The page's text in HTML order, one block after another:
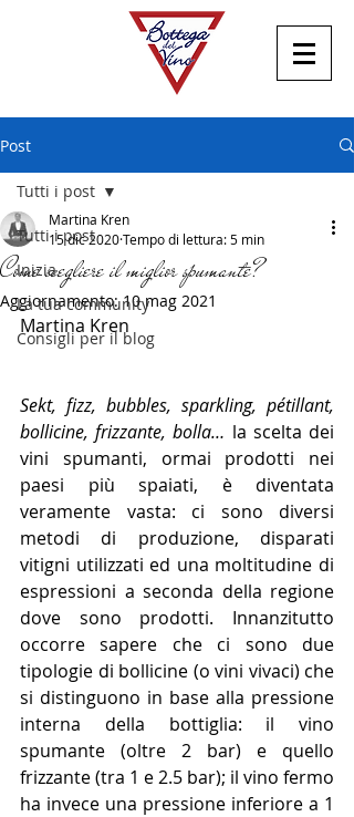
Post
Tutti i post
Inizia
La tua community
Consigli per il blog
Tutti i post
Come scegliere il miglior spumante?
Martina Kren
15 dic 2020Tempo di lettura: 5 min
Aggiornamento:10 mag 2021
Martina Kren
Sekt, fizz, bubbles, sparkling, pétillant,
bollicine, frizzante, bolla… la scelta dei
vini spumanti, ormai prodotti nei
paesi più spaiati, è diventata
veramente vasta: ci sono diversi
metodi di produzione, disparati
vitigni utilizzati ed una moltitudine di
espressioni a seconda della regione
dove sono prodotti. Innanzitutto
occorre sapere che ci sono due
tipologie di bollicine (o vini vivaci) che
si distinguono in base alla pressione
interna della bottiglia: il vino
spumante (oltre 2 bar) e quello
frizzante (tra 1 e 2.5 bar); il vino fermo
ha invece una pressione inferiore a 1